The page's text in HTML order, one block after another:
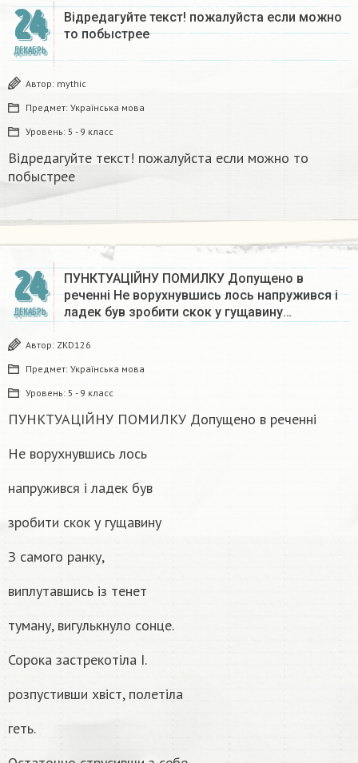
24
ДЕКАБРЬ
Відредагуйте текст! пожалуйста если можно
то побыстрее
Автор: mythic
Предмет: Українська мова
Уровень: 5 - 9 класс
Відредагуйте текст! пожалуйста если можно то
побыстрее
24
ДЕКАБРЬ
ПУНКТУАЦІЙНУ ПОМИЛКУ Допущено в
реченні Не ворухнувшись лось напружився і
ладек був зробити скок у гущавину…
Автор: ZKD126
Предмет: Українська мова
Уровень: 5 - 9 класс
ПУНКТУАЦІЙНУ ПОМИЛКУ Допущено в реченні
Не ворухнувшись лось
напружився і ладек був
зробити скок у гущавину
З самого ранку,
виплутавшись із тенет
туману, вигулькнуло сонце.
Сорока застрекотіла I.
розпустивши хвіст, полетіла
геть.